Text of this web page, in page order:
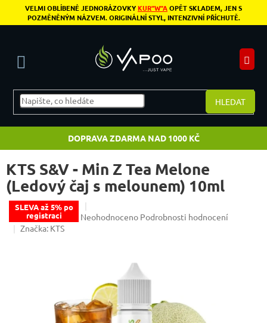
Přejít na obsah
VELMI OBLÍBENÉ JEDNORÁZOVKYKUR"W"AOPĚT SKLADEM, JEN S
POZMĚNĚNÝM NÁZVEM. ORIGINÁLNÍ STYL, INTENZIVNÍ PŘÍCHUTĚ.
HLEDAT
DOPRAVA ZDARMA NAD 1000 KČ
KTS S&V - Min Z Tea Melone
(Ledový čaj s melounem) 10ml
SLEVA až 5% po
registraci
Průměrné hodnocení produktu je 0,0 z 5
Neohodnoceno Podrobnosti hodnocení
Značka: KTS